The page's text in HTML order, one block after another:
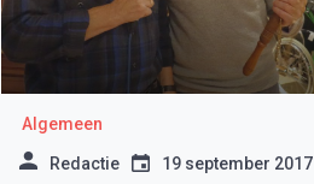
Algemeen
Redactie 19 september 2017